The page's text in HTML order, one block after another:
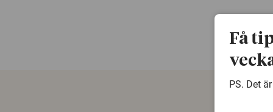
Få
PS. Det